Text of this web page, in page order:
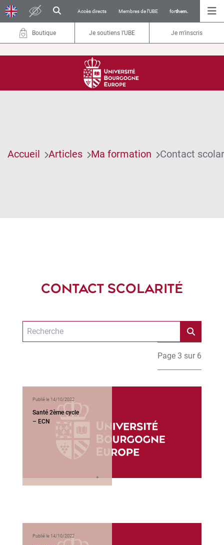
Accès directs Membres de l’UBE forthem.
Boutique Je soutiens l’UBE Je m'inscris
Accueil Articles Ma formation Contact
CONTACT SCOLARITÉ
Page 3 sur 6
Publié le 14/10/2022
Santé 2ème cycle
– ECN
Publié le 14/10/2022